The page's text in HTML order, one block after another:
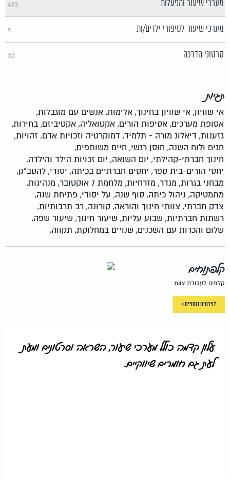
מערכי שיעור והפעלות 483
מערכי שיעור לסיפורי ילדים/ות 9
סרטוני הדרכה 30
תגיות
אי שוויון, אי שוויון בחינוך, אלימות, אנשים עם מוגבלות,
אסופת מערכים, אסיפות הורים, אקטואליה, אקטיביזם, בחירות,
גזענות, דיאלוג מורה - תלמיד, דמוקרטיה וזכויות אדם, זהויות,
חגים ולוח השנה, חוסן רגשי, חיים משותפים,
חינוך חברתי-קהילתי, יום השואה, יום זכויות הילד והילדה,
יחסי הורים-בית ספר, יחסים חברתיים בכיתה, יסודי, להטב"ק,
מבחני בגרות, מגדר, מזרחיות, מלחמת 7 אוקטובר,
מנהיגות,
מתמטיקה, ניהול כיתה, סוף שנה, על יסודי, פתיחת שנה,
צדק חברתי, צוותי חינוך והוראה, קורונה, רב תרבותיות,
רשתות חברתיות, שבוע עליות, שיעור חינוך, שיעור שפה,
שלום והכרות עם השכנים, שנויים במחלוקת, תקווה,
קלפתוחים
קלפים לעבודת צוות
לפרטים נוספים >
עלון קדמה כולל מערכי שיעור, השראה וסרטונים ומעת
לעת גם חומרים שיווקיים.